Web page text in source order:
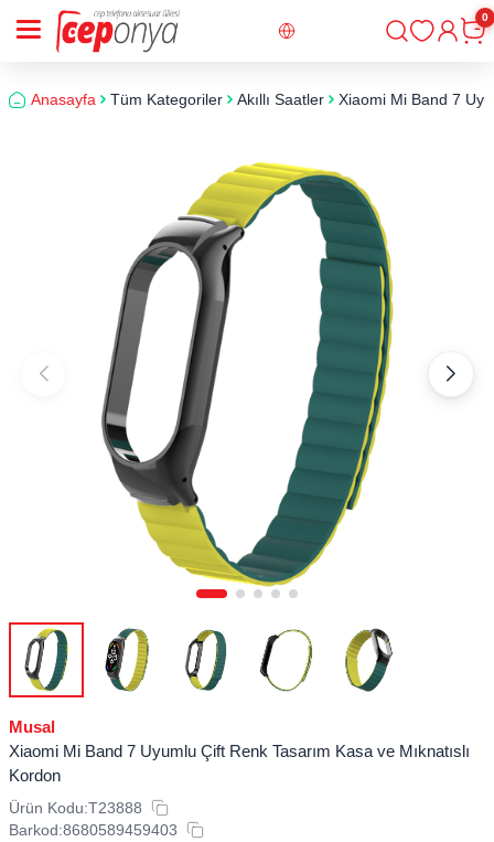
Giriş
0
Anasayfa Tüm Kategoriler Akıllı Saatler Xiaomi Mi Band 7
Musal
Xiaomi Mi Band 7 Uyumlu Çift Renk Tasarım Kasa ve Mıknatıslı
Kordon
Ürün Kodu:T23888
Barkod:8680589459403